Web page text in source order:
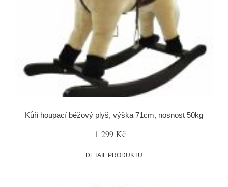
Kůň houpací béžový plyš, výška 71cm, nosnost 50kg
1 299 Kč
DETAIL PRODUKTU